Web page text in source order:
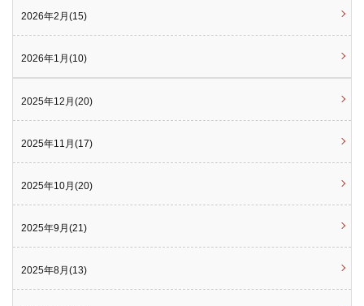
2026年2月(15)
2026年1月(10)
2025年12月(20)
2025年11月(17)
2025年10月(20)
2025年9月(21)
2025年8月(13)